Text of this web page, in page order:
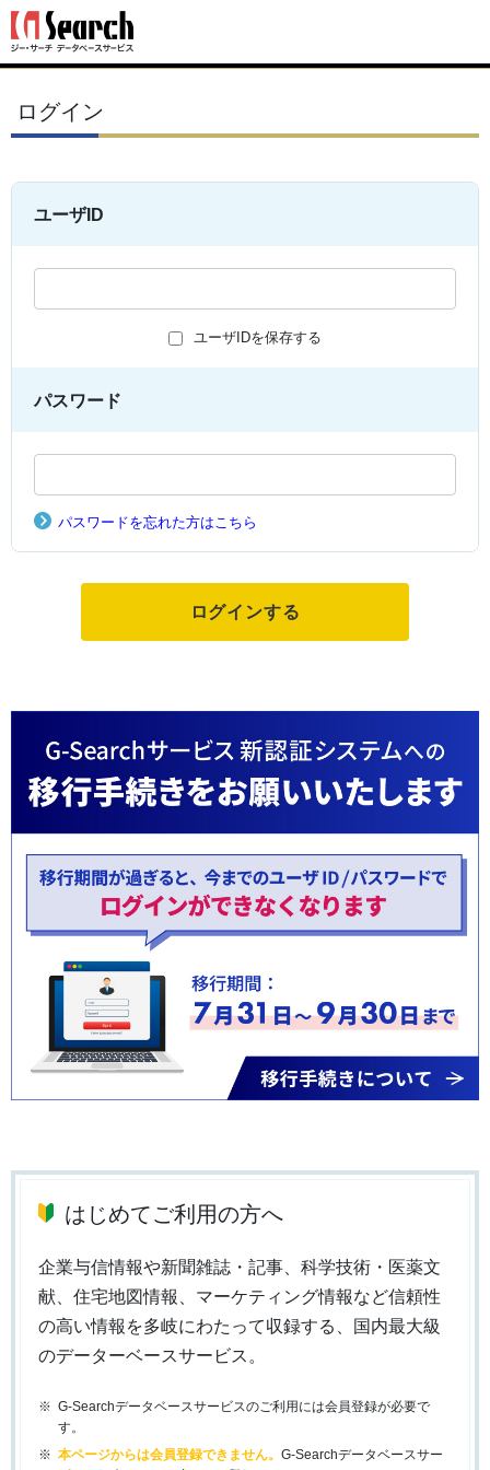
ログイン
ユーザID
ユーザIDを保存する
パスワード
パスワードを忘れた方はこちら
はじめてご利用の方へ
企業与信情報や新聞雑誌・記事、科学技術・医薬文
献、住宅地図情報、マーケティング情報など信頼性
の高い情報を多岐にわたって収録する、国内最大級
のデーターベースサービス。
G-Searchデータベースサービスのご利用には会員登録が必要で
す。
本ページからは会員登録できません。 G-Searchデータベースサー